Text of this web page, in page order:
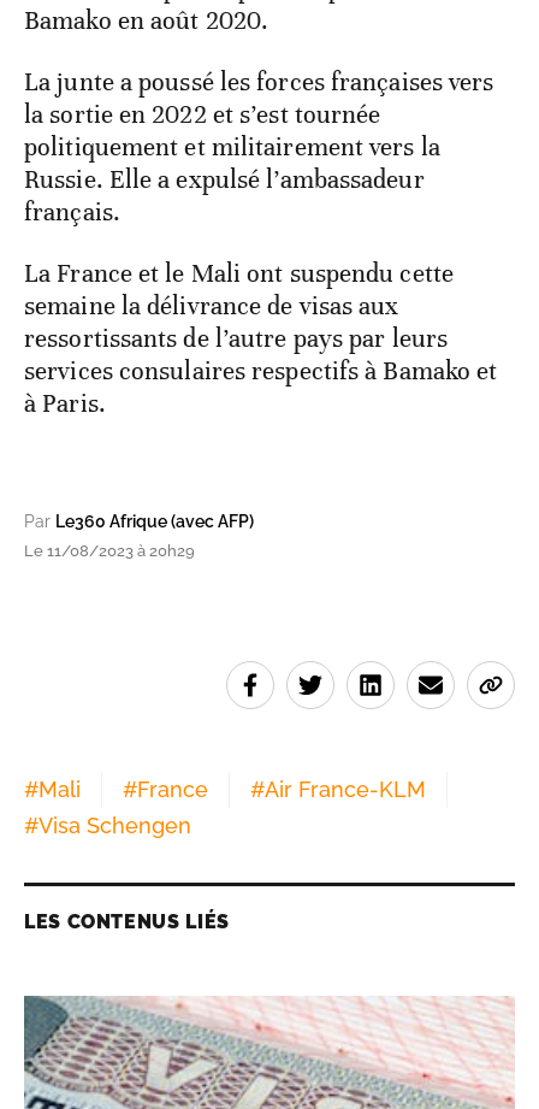
Bamako en août 2020.
La junte a poussé les forces françaises vers
la sortie en 2022 et s’est tournée
politiquement et militairement vers la
Russie. Elle a expulsé l’ambassadeur
français.
La France et le Mali ont suspendu cette
semaine la délivrance de visas aux
ressortissants de l’autre pays par leurs
services consulaires respectifs à Bamako et
à Paris.
Par Le360 Afrique (avec AFP)
Le 11/08/2023 à 20h29
#Mali #France #Air France-KLM
#Visa Schengen
LES CONTENUS LIÉS